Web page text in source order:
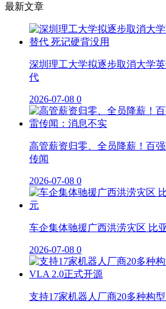
最新文章
深圳理工大学拟逐步取消大学
代
2026-07-08 0
高管薪资归零、全员降薪！百
传闻
2026-07-08 0
车企集体驰援广西洪涝灾区 比
2026-07-08 0
支持17家机器人厂商20多种构